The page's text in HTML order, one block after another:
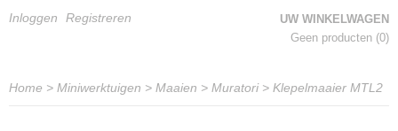
Inloggen Registreren
UW WINKELWAGEN
Geen producten (0)
Home > Miniwerktuigen > Maaien > Muratori> Klepelmaaier MTL2